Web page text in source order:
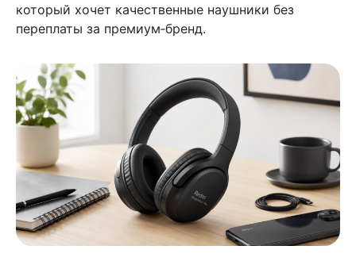
который хочет качественные наушники без
переплаты за премиум‑бренд.